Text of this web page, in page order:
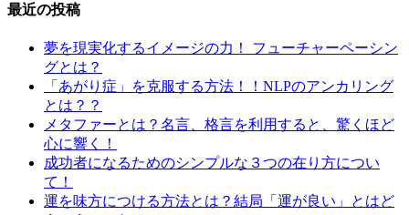
最近の投稿
夢を現実化するイメージの力！ フューチャーペーシン
グとは？
「あがり症」を克服する方法！！NLPのアンカリング
とは？？
メタファーとは？名言、格言を利用すると、驚くほど
心に響く！
成功者になるためのシンプルな３つの在り方につい
て！
運を味方につける方法とは？結局「運が良い」とはど